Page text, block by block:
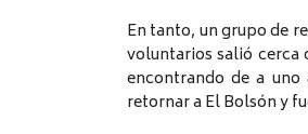
En tanto, un grupo de
voluntarios salió cerca
encontrando de a
retornar a El Bolsón y